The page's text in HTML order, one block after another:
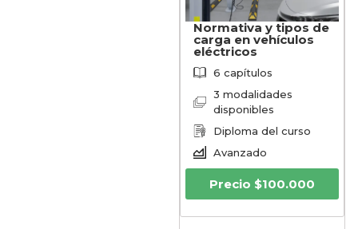
Normativa y tipos de
carga en vehículos
eléctricos
6 capítulos
3 modalidades
disponibles
Diploma del curso
Avanzado
Precio $100.000